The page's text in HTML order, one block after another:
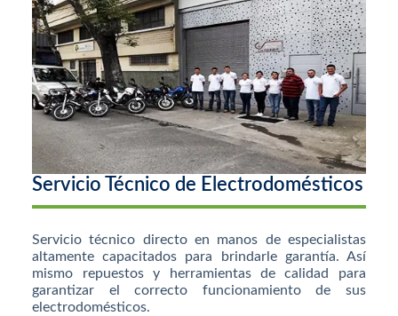
Servicio Técnico de Electrodomésticos
Servicio técnico directo en manos de especialistas
altamente capacitados para brindarle garantía. Así
mismo repuestos y herramientas de calidad para
garantizar el correcto funcionamiento de sus
electrodomésticos.